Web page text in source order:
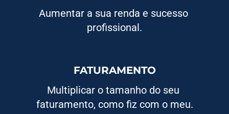
Aumentar a sua renda e sucesso
profissional.
FATURAMENTO
Multiplicar o tamanho do seu
faturamento, como fiz com o meu.